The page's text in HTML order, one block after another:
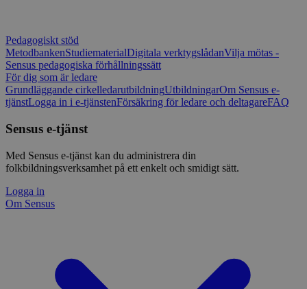
Pedagogiskt stöd
MetodbankenStudiematerialDigitala verktygslådanVilja mötas -
Sensus pedagogiska förhållningssätt
För dig som är ledare
Grundläggande cirkelledarutbildningUtbildningarOm Sensus e-
tjänstLogga in i e-tjänstenFörsäkring för ledare och deltagareFAQ
Sensus e-tjänst
Med Sensus e-tjänst kan du administrera din
folkbildningsverksamhet på ett enkelt och smidigt sätt.
Logga in
Om Sensus